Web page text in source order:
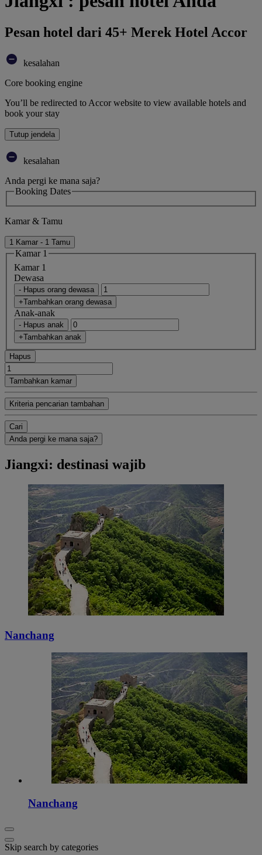
Pesan hotel dari 45+ Merek Hotel Accor
kesalahan
Core booking engine
You’ll be redirected to Accor website to view available hotels and
book your stay
Tutup jendela
kesalahan
Anda pergi ke mana saja?
Booking Dates
Kamar & Tamu
1 Kamar - 1 Tamu
Kamar 1
Kamar 1
Dewasa
- Hapus orang dewasa
+Tambahkan orang dewasa
Anak-anak
- Hapus anak
+Tambahkan anak
Hapus
Tambahkan kamar
Kriteria pencarian tambahan
Cari
Anda pergi ke mana saja?
Jiangxi: destinasi wajib
Nanchang
Nanchang
Skip search by categories